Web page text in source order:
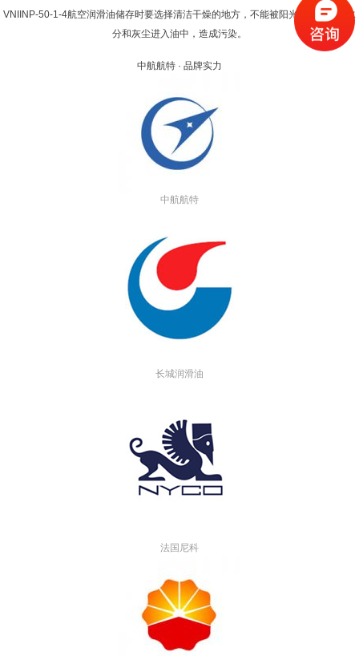
VNIINP-50-1-4航空润滑油储存时要选择清洁干燥的地方，不能被阳光直射，避免水
分和灰尘进入油中，造成污染。
中航航特 · 品牌实力
中航航特
长城润滑油
法国尼科